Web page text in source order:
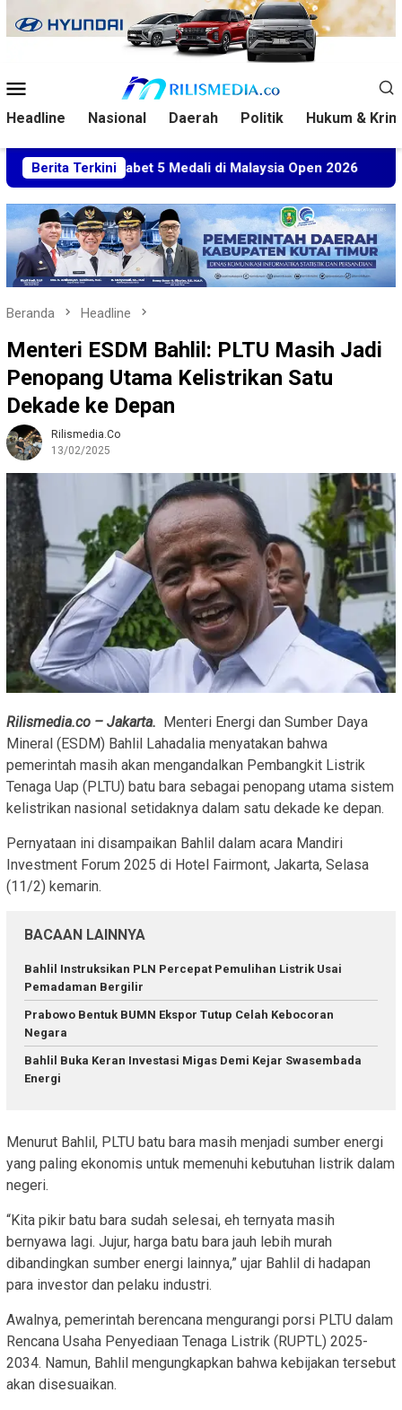
ke
Mobile
Headline Nasional Daerah Politik Hukum &
Berita Terkini
Sabet 5 Medali di Malaysia Open 2026 Kuasa
Beranda Headline
Menteri ESDM Bahlil: PLTU Masih Jadi
Penopang Utama Kelistrikan Satu
Dekade ke Depan
Rilismedia.co
13/02/2025
Rilismedia.co – Jakarta. Menteri Energi dan Sumber Daya
Mineral (ESDM) Bahlil Lahadalia menyatakan bahwa
pemerintah masih akan mengandalkan Pembangkit Listrik
Tenaga Uap (PLTU) batu bara sebagai penopang utama sistem
kelistrikan nasional setidaknya dalam satu dekade ke depan.
Pernyataan ini disampaikan Bahlil dalam acara Mandiri
Investment Forum 2025 di Hotel Fairmont, Jakarta, Selasa
(11/2) kemarin.
BACAAN LAINNYA
Bahlil Instruksikan PLN Percepat Pemulihan Listrik Usai
Pemadaman Bergilir
Prabowo Bentuk BUMN Ekspor Tutup Celah Kebocoran
Negara
Bahlil Buka Keran Investasi Migas Demi Kejar Swasembada
Energi
Menurut Bahlil, PLTU batu bara masih menjadi sumber energi
yang paling ekonomis untuk memenuhi kebutuhan listrik dalam
negeri.
“Kita pikir batu bara sudah selesai, eh ternyata masih
bernyawa lagi. Jujur, harga batu bara jauh lebih murah
dibandingkan sumber energi lainnya,” ujar Bahlil di hadapan
para investor dan pelaku industri.
Awalnya, pemerintah berencana mengurangi porsi PLTU dalam
Rencana Usaha Penyediaan Tenaga Listrik (RUPTL) 2025-
2034. Namun, Bahlil mengungkapkan bahwa kebijakan tersebut
akan disesuaikan.